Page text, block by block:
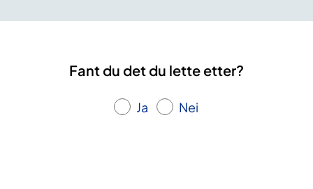
Fant du det du lette etter?
Ja Nei